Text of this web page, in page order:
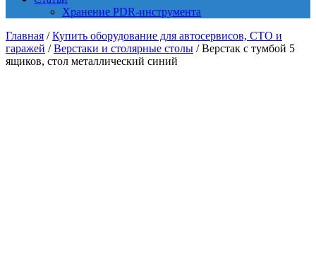
Хранение PDR-инструмента
Главная /Купить оборудование для автосервисов, СТО и
гаражей /Верстаки и столярные столы / Верстак с тумбой 5
ящиков, стол металлический синий